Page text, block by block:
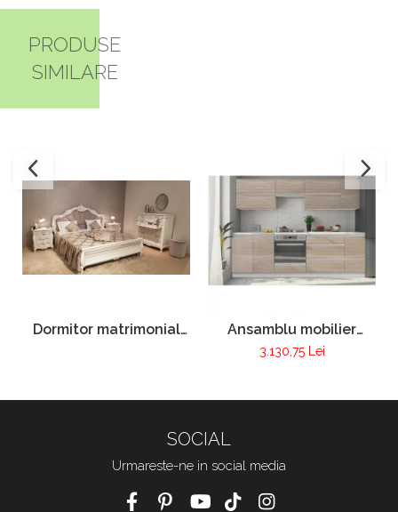
PRODUSE
SIMILARE
Dormitor matrimonial
Ansamblu mobilier
bucatarie LINE
3.130,75 Lei
SOCIAL
Urmareste-ne in social media